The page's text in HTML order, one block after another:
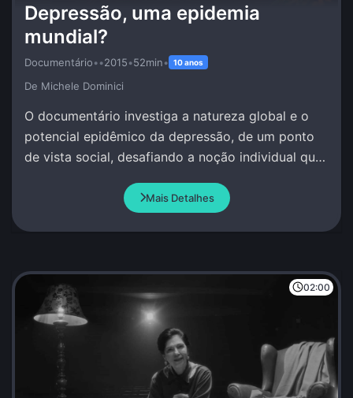
Depressão, uma epidemia
mundial?
Documentário••2015•52min• 10 anos
De Michele Dominici
O documentário investiga a natureza global e o
potencial epidêmico da depressão, de um ponto
de vista social, desafiando a noção individual que
Mais Detalhes
02:00